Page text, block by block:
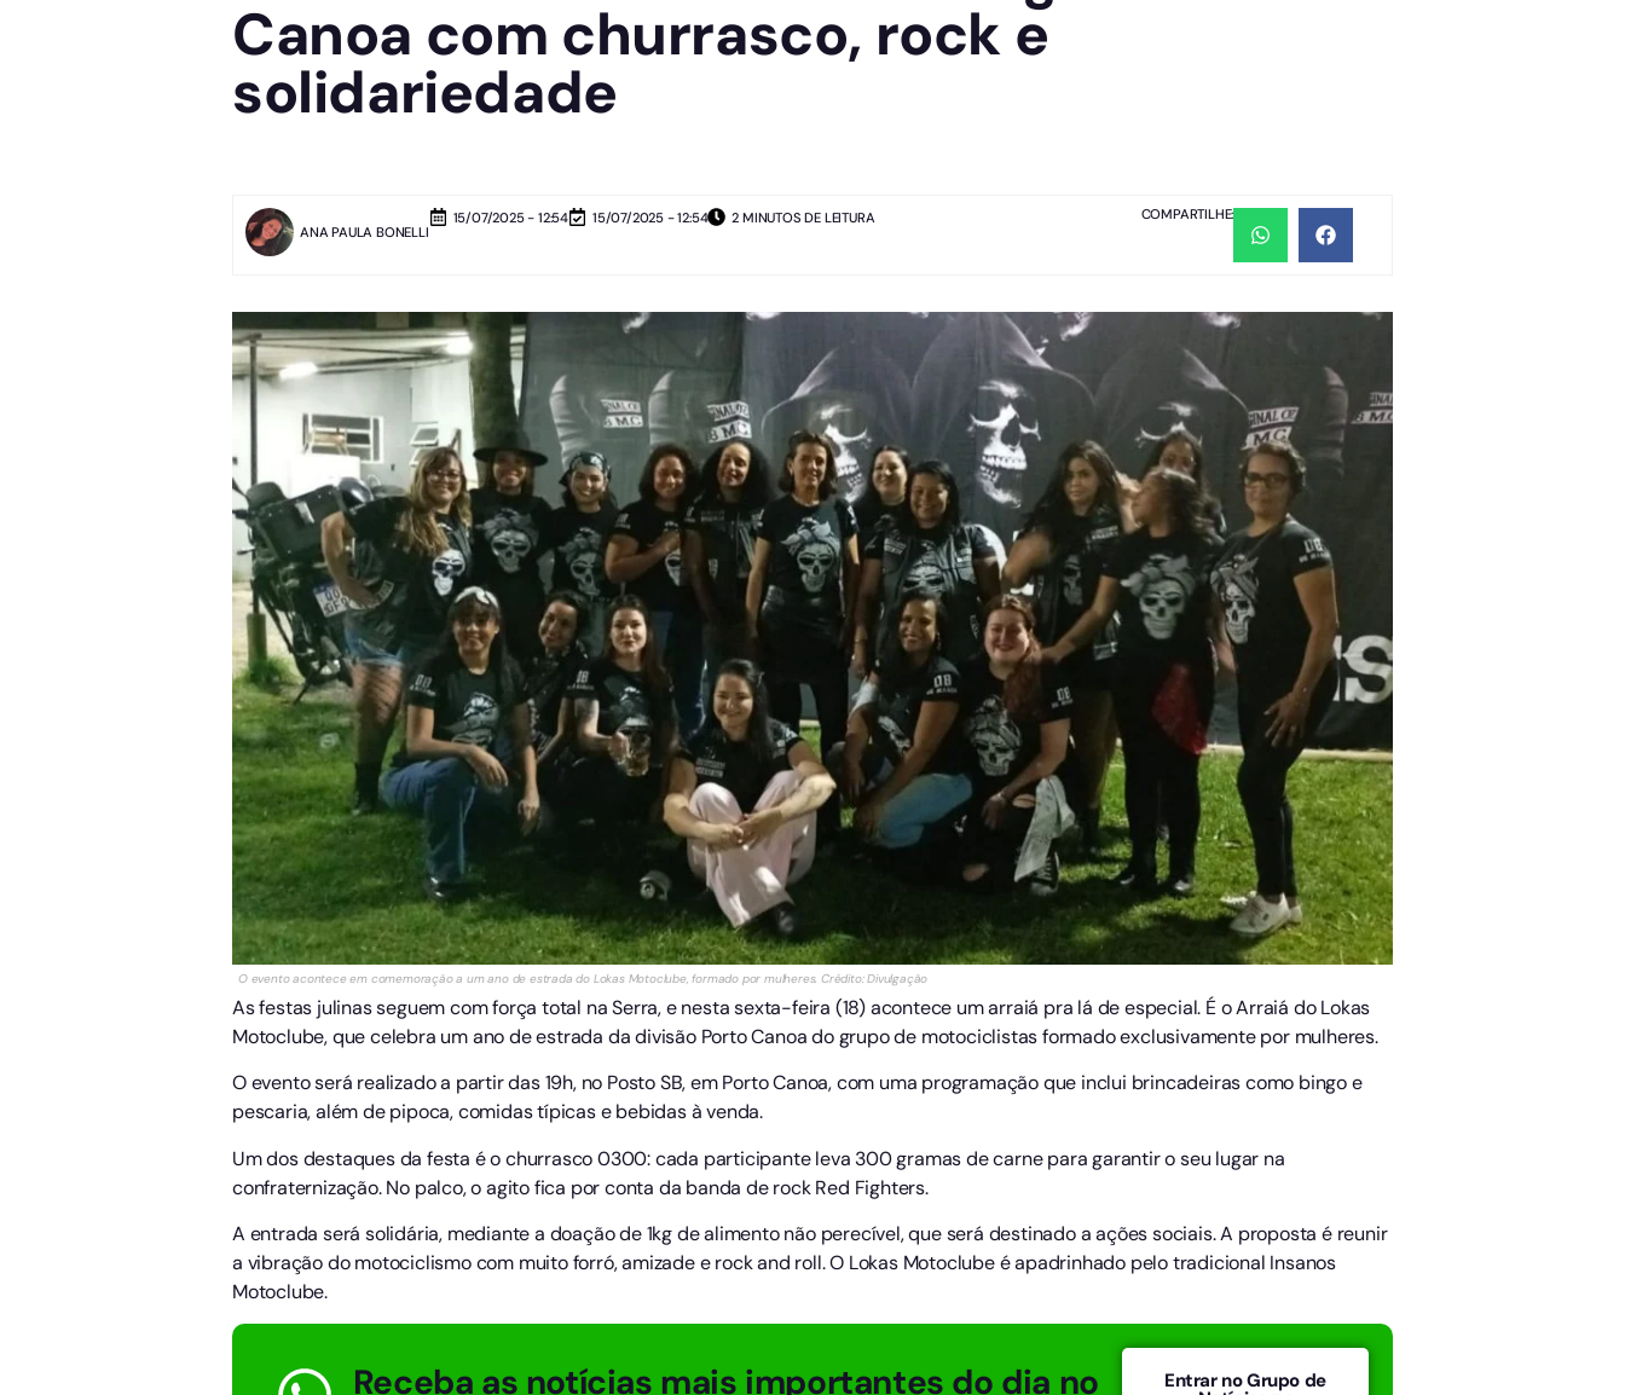
Canoa com churrasco, rock e
solidariedade
ANA PAULA BONELLI
15/07/2025 - 12:54 15/07/2025 - 12:54 2 MINUTOS DE LEITURA COMPARTILHE:
O evento acontece em comemoração a um ano de estrada do Lokas Motoclube, formado por mulheres. Crédito: Divulgação
As festas julinas seguem com força total na Serra, e nesta sexta-feira (18) acontece um arraiá pra lá de especial. É o Arraiá do Lokas
Motoclube, que celebra um ano de estrada da divisão Porto Canoa do grupo de motociclistas formado exclusivamente por mulheres.
O evento será realizado a partir das 19h, no Posto SB, em Porto Canoa, com uma programação que inclui brincadeiras como bingo e
pescaria, além de pipoca, comidas típicas e bebidas à venda.
Um dos destaques da festa é o churrasco 0300: cada participante leva 300 gramas de carne para garantir o seu lugar na
confraternização. No palco, o agito fica por conta da banda de rock Red Fighters.
A entrada será solidária, mediante a doação de 1kg de alimento não perecível, que será destinado a ações sociais. A proposta é reunir
a vibração do motociclismo com muito forró, amizade e rock and roll. O Lokas Motoclube é apadrinhado pelo tradicional Insanos
Motoclube.
Receba as notícias mais importantes do dia no Entrar no Grupo de